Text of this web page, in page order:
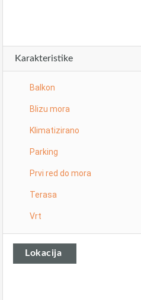
Karakteristike
Balkon
Blizu mora
Klimatizirano
Parking
Prvi red do mora
Terasa
Vrt
Lokacija